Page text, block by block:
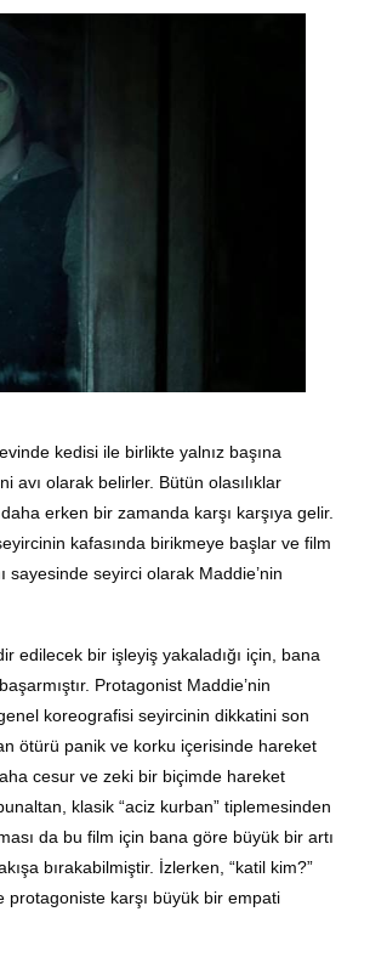
kedisi ile birlikte yalnız başına
avı olarak belirler. Bütün olasılıklar
erken bir zamanda karşı karşıya gelir.
kafasında birikmeye başlar ve film
sayesinde seyirci olarak Maddie’nin
edilecek bir işleyiş yakaladığı için, bana
Protagonist Maddie’nin
koreografisi seyircinin dikkatini son
ötürü panik ve korku içerisinde hareket
cesur ve zeki bir biçimde hareket
klasik “aciz kurban” tiplemesinden
da bu film için bana göre büyük bir artı
bırakabilmiştir. İzlerken, “katil kim?”
protagoniste karşı büyük bir empati